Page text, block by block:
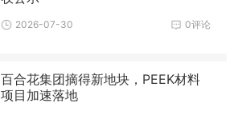
0评论
2026-07-30
百合花集团摘得新地块，PEEK材料
项目加速落地